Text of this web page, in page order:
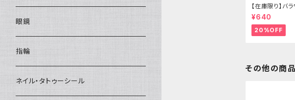
【在庫限り】バ
¥640
20%OFF
その他の商品
眼鏡
指輪
ネイル・タトゥーシール